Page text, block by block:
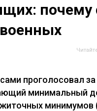
почему
проголосовал
минимальный
минимумов